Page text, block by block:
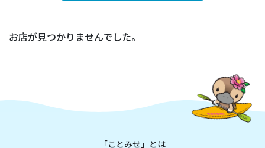
お店が見つかりませんでした。
「ことみせ」とは